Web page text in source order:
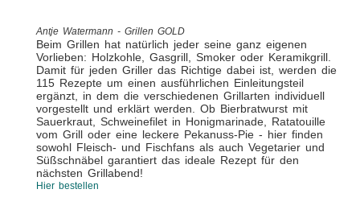
Antje Watermann - Grillen GOLD
Beim Grillen hat natürlich jeder seine ganz eigenen
Vorlieben: Holzkohle, Gasgrill, Smoker oder Keramikgrill.
Damit für jeden Griller das Richtige dabei ist, werden die
115 Rezepte um einen ausführlichen Einleitungsteil
ergänzt, in dem die verschiedenen Grillarten individuell
vorgestellt und erklärt werden. Ob Bierbratwurst mit
Sauerkraut, Schweinefilet in Honigmarinade, Ratatouille
vom Grill oder eine leckere Pekanuss-Pie - hier finden
sowohl Fleisch- und Fischfans als auch Vegetarier und
Süßschnäbel garantiert das ideale Rezept für den
nächsten Grillabend!
Hier bestellen